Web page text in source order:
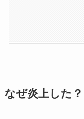
なぜ炎上した？